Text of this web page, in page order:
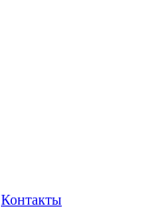
Контакты